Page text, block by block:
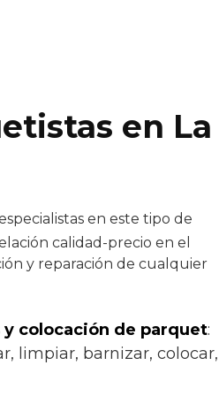
en La
en este tipo de
calidad-precio en el
y reparación de cualquier
colocación de parquet:
limpiar, barnizar, colocar,